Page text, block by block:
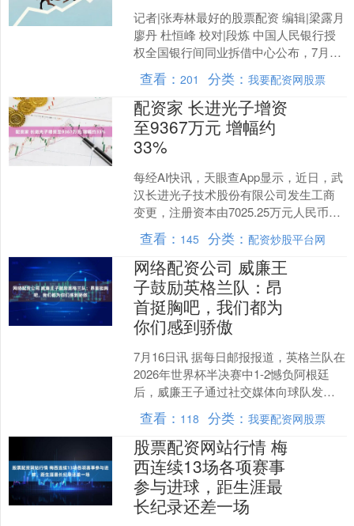
记者|张寿林最好的股票配资 编辑|梁露月
廖丹 杜恒峰 校对|段炼 中国人民银行授
权全国银行间同业拆借中心公布，7月20
日贷款市场报价利率（LPR）为：1年期
L....
查看： 201 分类： 我要配资网股票
配资家 长进光子增资
至9367万元 增幅约
33%
每经AI快讯，天眼查App显示，近日，武
汉长进光子技术股份有限公司发生工商
变更，注册资本由7025.25万元人民币增
至9367万元人民币，增幅约33%。该公
司成....
查看： 145 分类： 配资炒股平台网
网络配资公司 威廉王
子鼓励英格兰队：昂
首挺胸吧，我们都为
你们感到骄傲
7月16日讯 据每日邮报报道，英格兰队在
2026年世界杯半决赛中1-2憾负阿根廷
后，威廉王子通过社交媒体向球队发出
鼓励，称赞他们“全力以赴”，并要求球员
们“昂首....
查看： 118 分类： 我要配资网股票
股票配资网站行情 梅
西连续13场各项赛事
参与进球，距生涯最
长纪录还差一场